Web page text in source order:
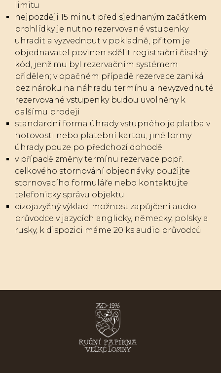
limitu
nejpozději 15 minut před sjednaným začátkem
prohlídky je nutno rezervované vstupenky
uhradit a vyzvednout v pokladně, přitom je
objednavatel povinen sdělit registrační číselný
kód, jenž mu byl rezervačním systémem
přidělen; v opačném případě rezervace zaniká
bez nároku na náhradu termínu a nevyzvednuté
rezervované vstupenky budou uvolněny k
dalšímu prodeji
standardní forma úhrady vstupného je platba v
hotovosti nebo platební kartou; jiné formy
úhrady pouze po předchozí dohodě
v případě změny termínu rezervace popř.
celkového stornování objednávky použijte
stornovacího formuláře nebo kontaktujte
telefonicky správu objektu
cizojazyčný výklad: možnost zapůjčení audio
průvodce v jazycích anglicky, německy, polsky a
rusky, k dispozici máme 20 ks audio průvodců